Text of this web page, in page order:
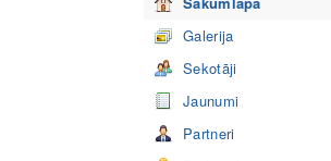
Galerija
Sekotāji
Jaunumi
Partneri